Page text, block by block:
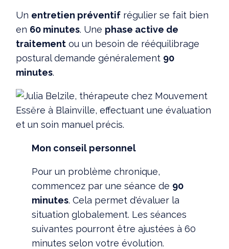
Un entretien préventif régulier se fait bien
en 60 minutes. Une phase active de
traitement ou un besoin de rééquilibrage
postural demande généralement 90
minutes.
Mon conseil personnel
Pour un problème chronique,
commencez par une séance de 90
minutes. Cela permet d'évaluer la
situation globalement. Les séances
suivantes pourront être ajustées à 60
minutes selon votre évolution.